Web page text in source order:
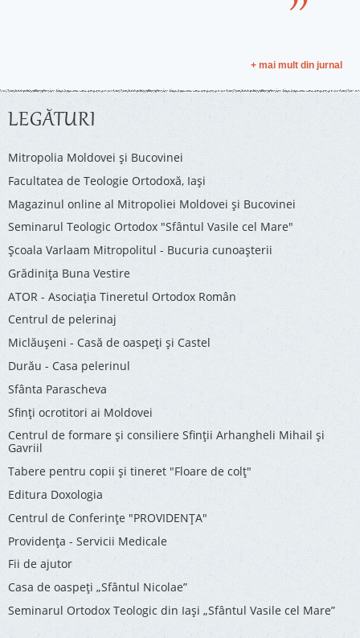
+ mai mult din jurnal
LEGĂTURI
Mitropolia Moldovei și Bucovinei
Facultatea de Teologie Ortodoxă, Iaşi
Magazinul online al Mitropoliei Moldovei și Bucovinei
Seminarul Teologic Ortodox "Sfântul Vasile cel Mare"
Şcoala Varlaam Mitropolitul - Bucuria cunoaşterii
Grădinița Buna Vestire
ATOR - Asociaţia Tineretul Ortodox Român
Centrul de pelerinaj
Miclăușeni - Casă de oaspeţi şi Castel
Durău - Casa pelerinul
Sfânta Parascheva
Sfinți ocrotitori ai Moldovei
Centrul de formare și consiliere Sfinții Arhangheli Mihail și
Gavriil
Tabere pentru copii şi tineret "Floare de colţ"
Editura Doxologia
Centrul de Conferinţe "PROVIDENŢA"
Providenţa - Servicii Medicale
Fii de ajutor
Casa de oaspeți „Sfântul Nicolae”
Seminarul Ortodox Teologic din Iași „Sfântul Vasile cel Mare”